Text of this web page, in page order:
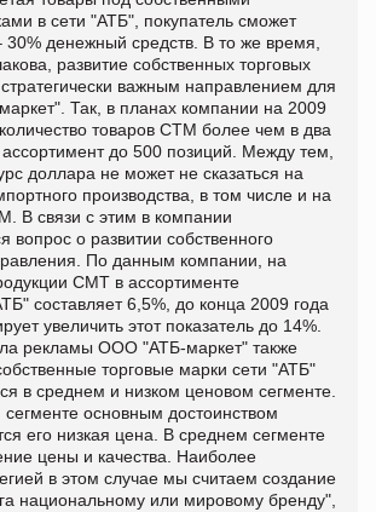
в сети "АТБ", покупатель сможет
30% денежный средств. В то же время,
развитие собственных торговых
важным направлением для
Так, в планах компании на 2009
товаров СТМ более чем в два
до 500 позиций. Между тем,
доллара не может не сказаться на
производства, в том числе и на
В связи с этим в компании
вопрос о развитии собственного
По данным компании, на
СМТ в ассортименте
составляет 6,5%, до конца 2009 года
увеличить этот показатель до 14%.
рекламы ООО "АТБ-маркет" также
торговые марки сети "АТБ"
в среднем и низком ценовом сегменте.
основным достоинством
его низкая цена. В среднем сегменте
цены и качества. Наиболее
в этом случае мы считаем создание
национальному или мировому бренду",